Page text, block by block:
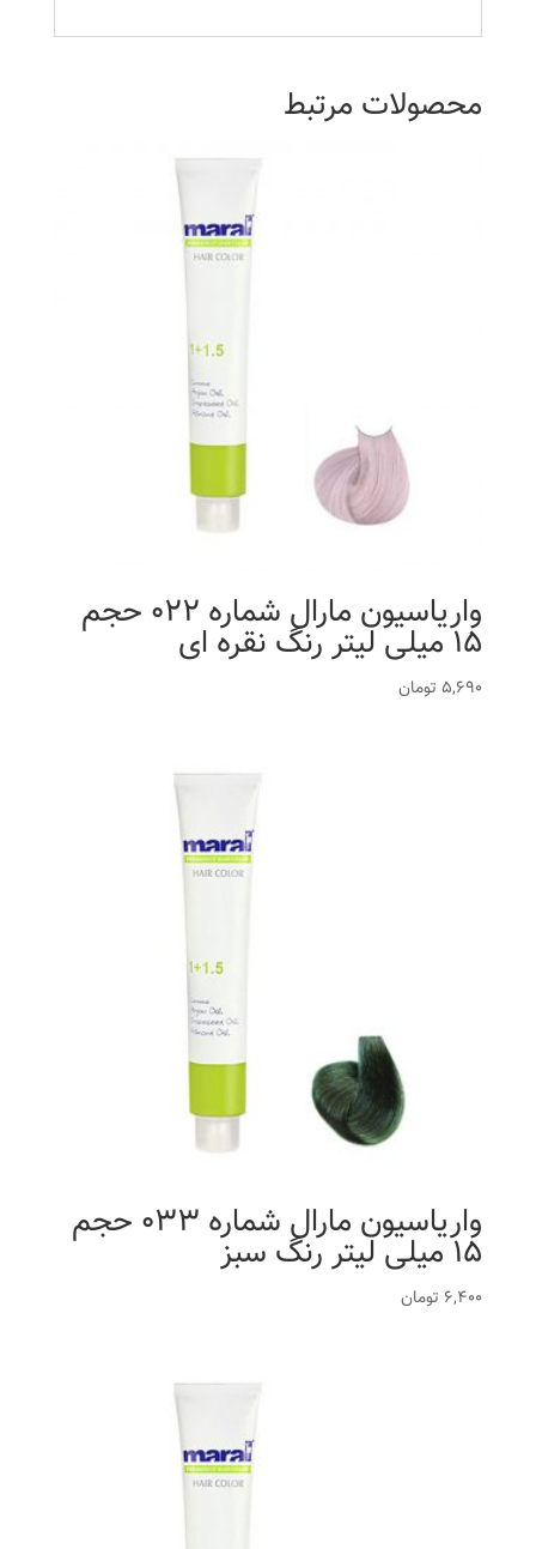
محصولات مرتبط
واریاسیون مارال شماره 022 حجم
15 میلی لیتر رنگ نقره ای
5,690 تومان
واریاسیون مارال شماره 033 حجم
15 میلی لیتر رنگ سبز
6,400 تومان